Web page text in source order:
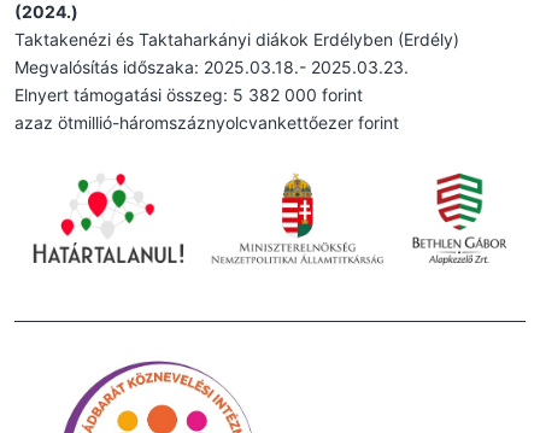
(2024.)
Taktakenézi és Taktaharkányi diákok Erdélyben (Erdély)
Megvalósítás időszaka: 2025.03.18.- 2025.03.23.
Elnyert támogatási összeg: 5 382 000 forint
azaz ötmillió-háromszáznyolcvankettőezer forint